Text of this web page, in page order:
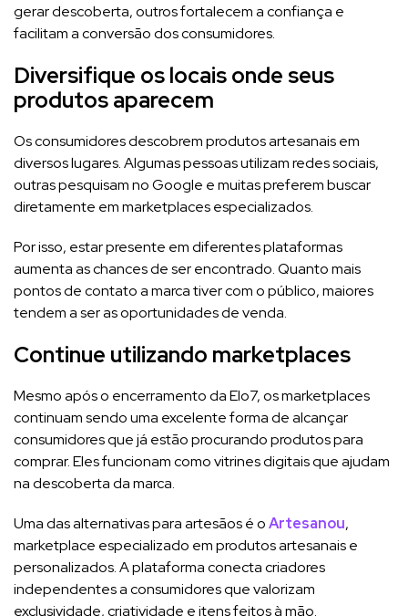
gerar descoberta, outros fortalecem a confiança e
facilitam a conversão dos consumidores.
Diversifique os locais onde seus
produtos aparecem
Os consumidores descobrem produtos artesanais em
diversos lugares. Algumas pessoas utilizam redes sociais,
outras pesquisam no Google e muitas preferem buscar
diretamente em marketplaces especializados.
Por isso, estar presente em diferentes plataformas
aumenta as chances de ser encontrado. Quanto mais
pontos de contato a marca tiver com o público, maiores
tendem a ser as oportunidades de venda.
Continue utilizando marketplaces
Mesmo após o encerramento da Elo7, os marketplaces
continuam sendo uma excelente forma de alcançar
consumidores que já estão procurando produtos para
comprar. Eles funcionam como vitrines digitais que ajudam
na descoberta da marca.
Uma das alternativas para artesãos é oArtesanou,
marketplace especializado em produtos artesanais e
personalizados. A plataforma conecta criadores
independentes a consumidores que valorizam
exclusividade, criatividade e itens feitos à mão.